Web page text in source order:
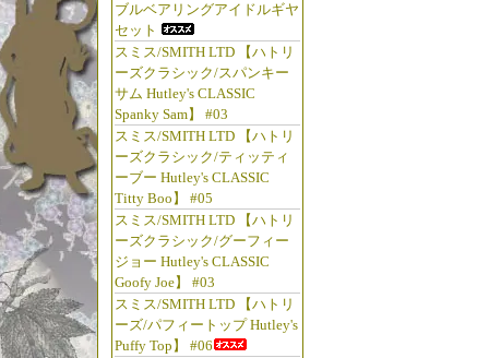
ブルベアリングアイドルギヤ
セット
スミス/SMITH LTD 【ハトリ
ーズクラシック/スパンキー
サム Hutley's CLASSIC
Spanky Sam】 #03
スミス/SMITH LTD 【ハトリ
ーズクラシック/ティッティ
ーブー Hutley's CLASSIC
Titty Boo】 #05
スミス/SMITH LTD 【ハトリ
ーズクラシック/グーフィー
ジョー Hutley's CLASSIC
Goofy Joe】 #03
スミス/SMITH LTD 【ハトリ
ーズ/パフィートップ Hutley's
Puffy Top】 #06